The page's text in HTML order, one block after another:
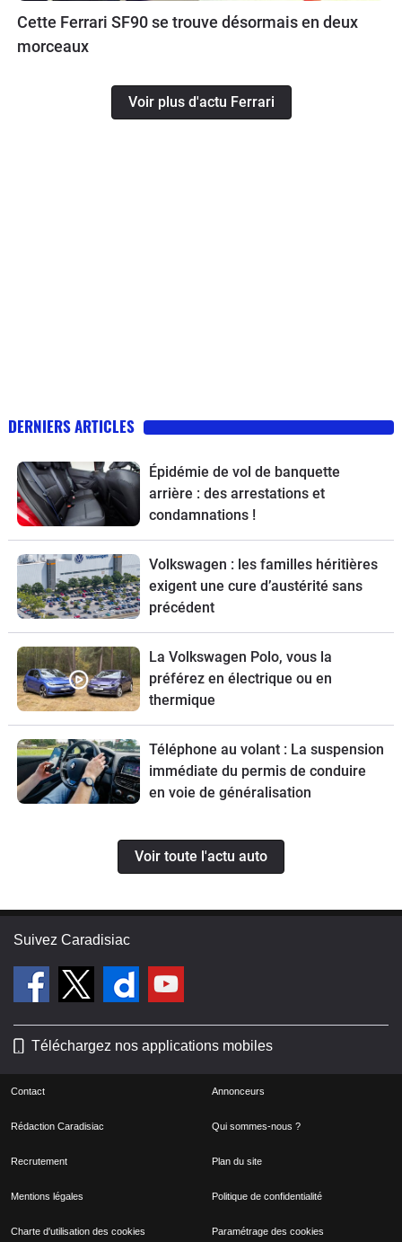
Cette Ferrari SF90 se trouve désormais en deux
morceaux
Voir plus d'actu Ferrari
DERNIERS ARTICLES
Épidémie de vol de banquette
arrière : des arrestations et
condamnations !
Volkswagen : les familles héritières
exigent une cure d’austérité sans
précédent
La Volkswagen Polo, vous la
préférez en électrique ou en
thermique
Téléphone au volant : La suspension
immédiate du permis de conduire
en voie de généralisation
Voir toute l'actu auto
Suivez Caradisiac
Téléchargez nos applications mobiles
Contact Annonceurs
Rédaction Caradisiac Qui sommes-nous ?
Recrutement Plan du site
Mentions légales Politique de confidentialité
Charte d'utilisation des cookies Paramétrage des cookies